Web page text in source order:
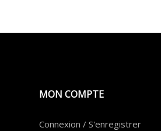
MON COMPTE
Connexion / S'enregistrer